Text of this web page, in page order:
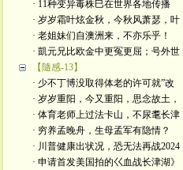
· 11种变异毒株巳在世界各地传播
· 岁岁霜叶炫金秋，今秋风萧瑟，叶
· 老姐妹们自澳洲来，不亦乐乎！
· 凱元兄比欧金中更冤更屈；号外世
【隨感-13】
· 少不丁博没取得体老的许可就”改
· 岁岁重阳，今又重阳，思念故土，
· 体育老师上过法卡山，不尿耄长津
· 穷养孟晚舟，生母孟军有隐情？
· 川普健康出状况，恐无法再战2024
· 申请首发美国拍的巜血战长津湖》